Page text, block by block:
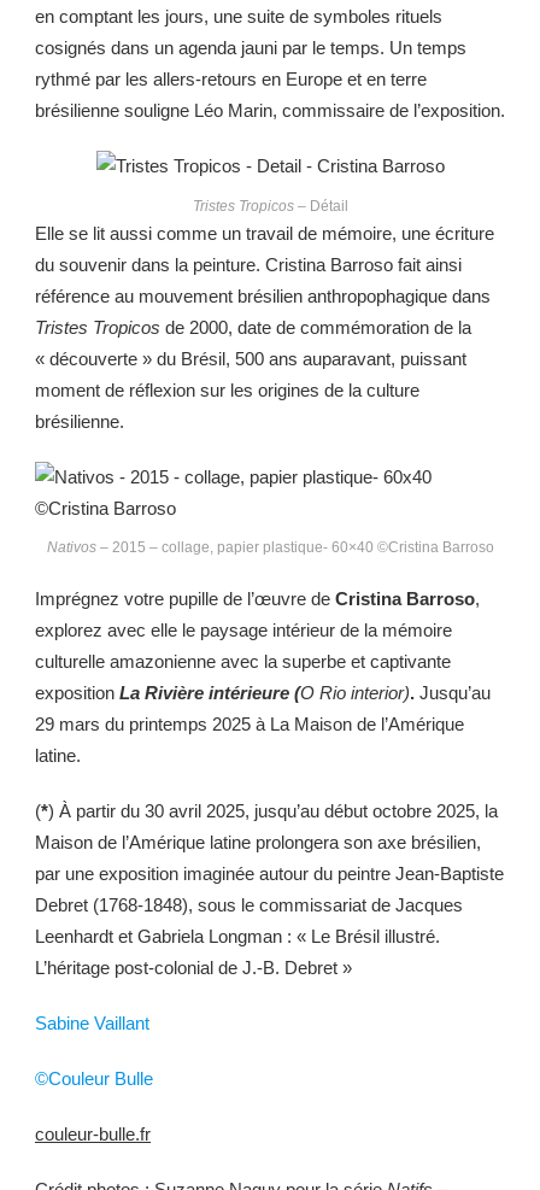
en comptant les jours, une suite de symboles rituels
cosignés dans un agenda jauni par le temps. Un temps
rythmé par les allers-retours en Europe et en terre
brésilienne souligne Léo Marin, commissaire de l’exposition.
Tristes Tropicos– Détail
Elle se lit aussi comme un travail de mémoire, une écriture
du souvenir dans la peinture. Cristina Barroso fait ainsi
référence au mouvement brésilien anthropophagique dans
Tristes Tropicos de 2000, date de commémoration de la
« découverte » du Brésil, 500 ans auparavant, puissant
moment de réflexion sur les origines de la culture
brésilienne.
Nativos– 2015 – collage, papier plastique- 60×40 ©Cristina Barroso
Imprégnez votre pupille de l’œuvre de Cristina Barroso,
explorez avec elle le paysage intérieur de la mémoire
culturelle amazonienne avec la superbe et captivante
exposition La Rivière intérieure (O Rio interior). Jusqu’au
29 mars du printemps 2025 à La Maison de l’Amérique
latine.
(*) À partir du 30 avril 2025, jusqu’au début octobre 2025, la
Maison de l’Amérique latine prolongera son axe brésilien,
par une exposition imaginée autour du peintre Jean-Baptiste
Debret (1768-1848), sous le commissariat de Jacques
Leenhardt et Gabriela Longman : « Le Brésil illustré.
L’héritage post-colonial de J.-B. Debret »
Sabine Vaillant
©Couleur Bulle
couleur-bulle.fr